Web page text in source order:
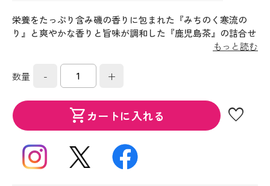
栄養をたっぷり含み磯の香りに包まれた『みちのく寒流の
り』と爽やかな香りと旨味が調和した『鹿児島茶』の詰合せ
もっと読む
数量 - +
shopping_cartカートに入れる favorite